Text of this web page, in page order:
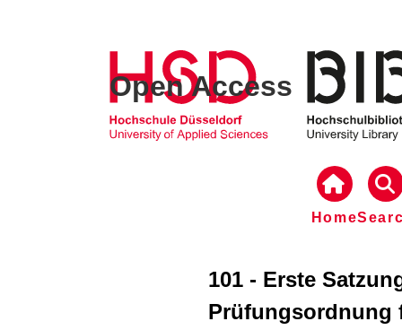
Open Access
Home
101 - Erste
Prüfungsordnung